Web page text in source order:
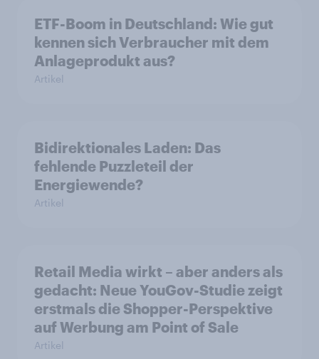
ETF-Boom in Deutschland: Wie gut
kennen sich Verbraucher mit dem
Anlageprodukt aus?
Artikel
Bidirektionales Laden: Das
fehlende Puzzleteil der
Energiewende?
Artikel
Retail Media wirkt – aber anders als
gedacht: Neue YouGov-Studie zeigt
erstmals die Shopper-Perspektive
auf Werbung am Point of Sale
Artikel